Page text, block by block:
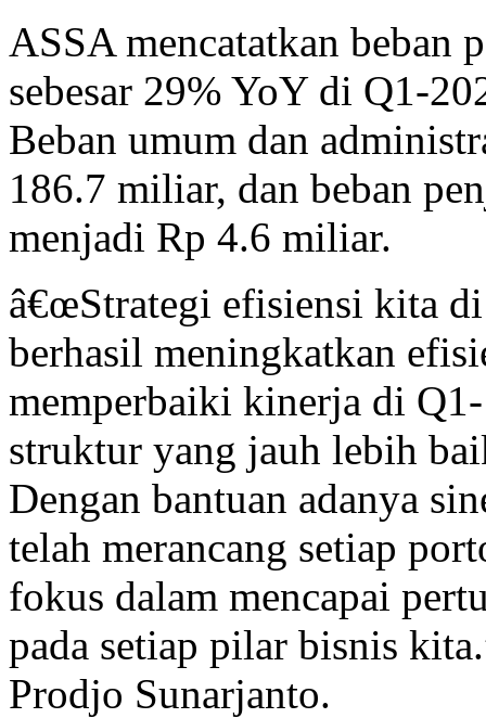
ASSA mencatatkan beban
sebesar 29% YoY di Q1-
Beban umum dan
186.7 miliar, dan beban
menjadi Rp 4.6 miliar.
â€œStrategi efisiensi kita
berhasil meningkatkan
memperbaiki kinerja di
struktur yang jauh lebih
Dengan bantuan adanya
telah merancang setiap
fokus dalam mencapai
pada setiap pilar bisnis
Prodjo Sunarjanto.